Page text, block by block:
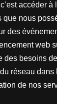
accéder à
que nous
des
web
des besoins
réseau dans
de nos